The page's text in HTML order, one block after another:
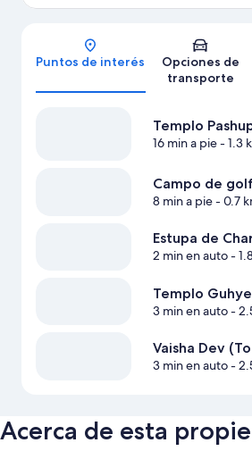
Mapa
Puntos de interés
Opciones de
transporte
Templo
16 min a pie- 1.3
Campo de
8 min a pie- 0.7
Estupa de
2 min en auto-
Templo
3 min en auto-
Vaisha Dev
3 min en auto-
Acerca de esta